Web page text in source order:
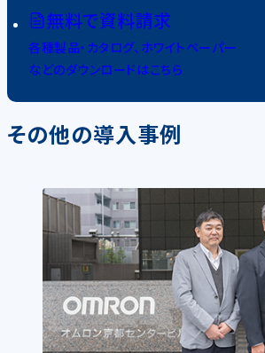
無料で資料請求
各種製品・カタログ、ホワイトペーパー
などのダウンロードはこちら
その他の導入事例